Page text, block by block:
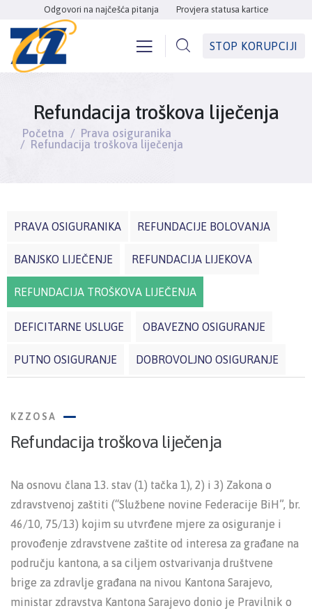
Odgovori na najčešća pitanja Provjera statusa kartice
STOP KORUPCIJI
Refundacija troškova liječenja
Početna
Prava osiguranika
Refundacija troškova liječenja
PRAVA OSIGURANIKA REFUNDACIJE BOLOVANJA
BANJSKO LIJEČENJE REFUNDACIJA LIJEKOVA
REFUNDACIJA TROŠKOVA LIJEČENJA
DEFICITARNE USLUGE OBAVEZNO OSIGURANJE
PUTNO OSIGURANJE DOBROVOLJNO OSIGURANJE
KZZOSA
Refundacija troškova liječenja
Na osnovu člana 13. stav (1) tačka 1), 2) i 3) Zakona o
zdravstvenoj zaštiti (“Službene novine Federacije BiH”, br.
46/10, 75/13) kojim su utvrđene mjere za osiguranje i
provođenje zdravstvene zaštite od interesa za građane na
području kantona, a sa ciljem ostvarivanja društvene
brige za zdravlje građana na nivou Kantona Sarajevo,
ministar zdravstva Kantona Sarajevo donio je Pravilnik o